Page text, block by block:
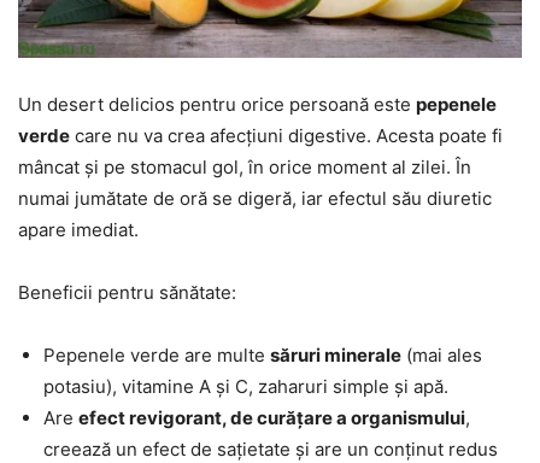
Un desert delicios pentru orice persoană este pepenele
verde care nu va crea afecțiuni digestive. Acesta poate fi
mâncat și pe stomacul gol, în orice moment al zilei. În
numai jumătate de oră se digeră, iar efectul său diuretic
apare imediat.
Beneficii pentru sănătate:
Pepenele verde are multe săruri minerale (mai ales
potasiu), vitamine A și C, zaharuri simple și apă.
Are efect revigorant, de curățare a organismului,
creează un efect de sațietate și are un conținut redus